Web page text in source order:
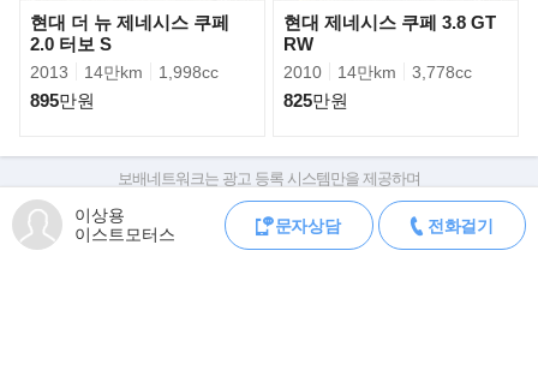
》하체
- 준피티드 에어 서스펜션
- 툴레 가로바 (정품)
- 토콘 인테이크 흡기
- 헥사곤 블로우 오프 벨브
- 사바니니 패들 쉬프트 연장킷
현대 더 뉴 제네시스 쿠페
2.0 터보 S
2013 14만km 1,998cc
895만원
현대 제네시스 쿠페 3.8 GT
RW
2010 14만km 3,778cc
825만원
이상용
이스트모터스
문자상담 전화걸기
보배네트워크는 광고 등록 시스템만을 제공하며
판매자가 직접 등록한 내용에 대한 모든 책임은 판매자에게 있습니다.
차량 구매 시 차량등록증, 성능점검기록부, 실제 차량 상태,
차대번호 조회로 직접 정보를 확인하세요.